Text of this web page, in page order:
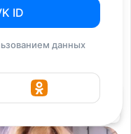
девушка с
грудью
ID
данных